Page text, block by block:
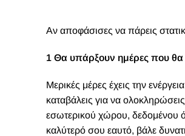
Αν αποφάσισες να πάρεις
1 Θα υπάρξουν ημέρες που
Μερικές μέρες έχεις την
καταβάλεις για να
εσωτερικού χώρου, δεδομένου
καλύτερό σου εαυτό, βάλε